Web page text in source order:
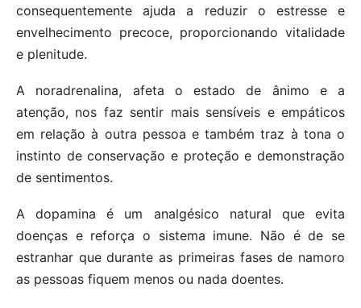
consequentemente ajuda a reduzir o estresse e
envelhecimento precoce, proporcionando vitalidade
e plenitude.
A noradrenalina, afeta o estado de ânimo e a
atenção, nos faz sentir mais sensíveis e empáticos
em relação à outra pessoa e também traz à tona o
instinto de conservação e proteção e demonstração
de sentimentos.
A dopamina é um analgésico natural que evita
doenças e reforça o sistema imune. Não é de se
estranhar que durante as primeiras fases de namoro
as pessoas fiquem menos ou nada doentes.